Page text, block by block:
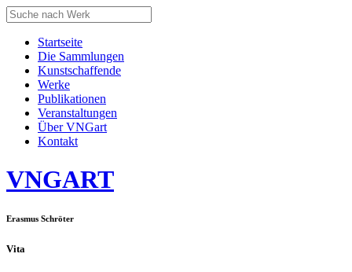
Startseite
Die Sammlungen
Kunstschaffende
Werke
Publikationen
Veranstaltungen
Über VNGart
Kontakt
VNGART
Erasmus Schröter
Vita